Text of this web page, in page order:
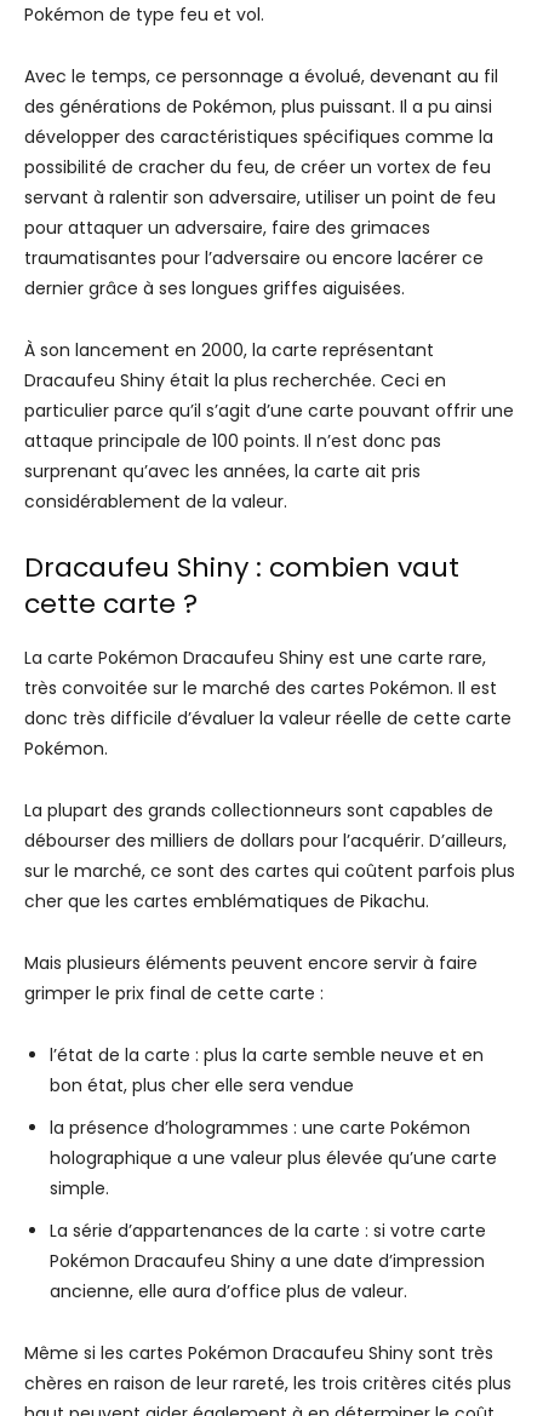
Pokémon de type feu et vol.
Avec le temps, ce personnage a évolué, devenant au fil
des générations de Pokémon, plus puissant. Il a pu ainsi
développer des caractéristiques spécifiques comme la
possibilité de cracher du feu, de créer un vortex de feu
servant à ralentir son adversaire, utiliser un point de feu
pour attaquer un adversaire, faire des grimaces
traumatisantes pour l’adversaire ou encore lacérer ce
dernier grâce à ses longues griffes aiguisées.
À son lancement en 2000, la carte représentant
Dracaufeu Shiny était la plus recherchée. Ceci en
particulier parce qu’il s’agit d’une carte pouvant offrir une
attaque principale de 100 points. Il n’est donc pas
surprenant qu’avec les années, la carte ait pris
considérablement de la valeur.
Dracaufeu Shiny : combien vaut
cette carte ?
La carte Pokémon Dracaufeu Shiny est une carte rare,
très convoitée sur le marché des cartes Pokémon. Il est
donc très difficile d’évaluer la valeur réelle de cette carte
Pokémon.
La plupart des grands collectionneurs sont capables de
débourser des milliers de dollars pour l’acquérir. D’ailleurs,
sur le marché, ce sont des cartes qui coûtent parfois plus
cher que les cartes emblématiques de Pikachu.
Mais plusieurs éléments peuvent encore servir à faire
grimper le prix final de cette carte :
l’état de la carte : plus la carte semble neuve et en
bon état, plus cher elle sera vendue
la présence d’hologrammes : une carte Pokémon
holographique a une valeur plus élevée qu’une carte
simple.
La série d’appartenances de la carte : si votre carte
Pokémon Dracaufeu Shiny a une date d’impression
ancienne, elle aura d’office plus de valeur.
Même si les cartes Pokémon Dracaufeu Shiny sont très
chères en raison de leur rareté, les trois critères cités plus